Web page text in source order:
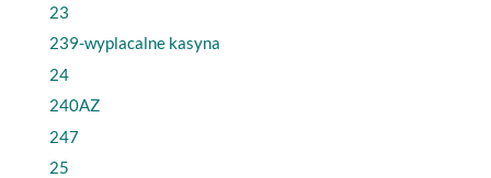
23
239-wyplacalne kasyna
24
240AZ
247
25